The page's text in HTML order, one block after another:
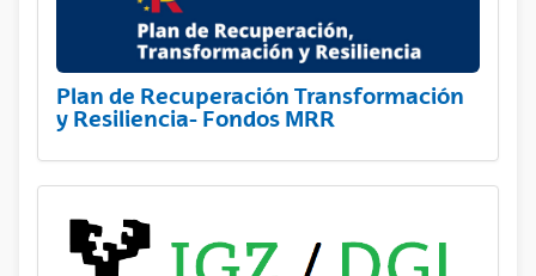
Plan de Recuperación Transformación
y Resiliencia- Fondos MRR